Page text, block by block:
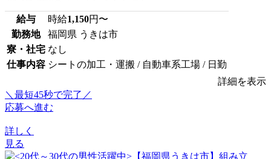
給与 時給1,150円〜
勤務地
福岡県 うきは市
寮・社宅 なし
仕事内容 シートの加工・運搬 / 自動車系工場 / 日勤
詳細を表示
＼最短45秒で完了／
応募へ進む
詳しく
見る